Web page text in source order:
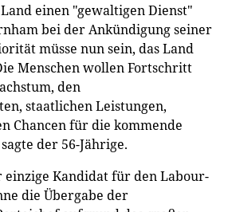
einen "gewaltigen Dienst"
bei der Ankündigung seiner
müsse nun sein, das Land
Menschen wollen Fortschritt
den
staatlichen Leistungen,
Chancen für die kommende
der 56-Jährige.
einzige Kandidat für den Labour-
die Übergabe der